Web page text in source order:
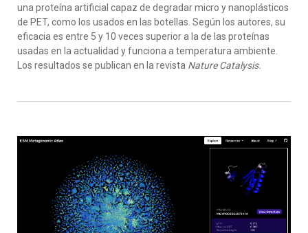
una proteína artificial capaz de degradar micro y nanoplásticos
de PET, como los usados en las botellas. Según los autores, su
eficacia es entre 5 y 10 veces superior a la de las proteínas
usadas en la actualidad y funciona a temperatura ambiente.
Los resultados se publican en la revista Nature Catalysis.